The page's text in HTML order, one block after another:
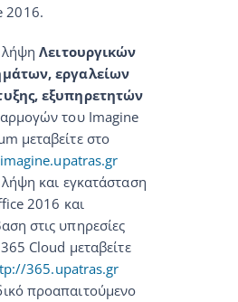
2016.
λήψηΛειτουργικών
εργαλείων
εξυπηρετητών
του Imagine
μεταβείτε στο
λήψη και εγκατάσταση
2016 και
στις υπηρεσίες
Cloud μεταβείτε
365.upatras.gr
προαπαιτούμενο